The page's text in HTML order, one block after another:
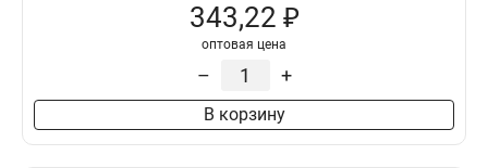
343,22 ₽
оптовая цена
– +
В корзину